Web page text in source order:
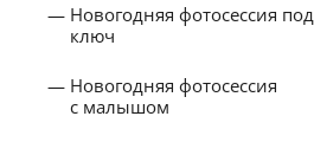
Новогодняя фотосессия под
ключ
Новогодняя фотосессия
с малышом